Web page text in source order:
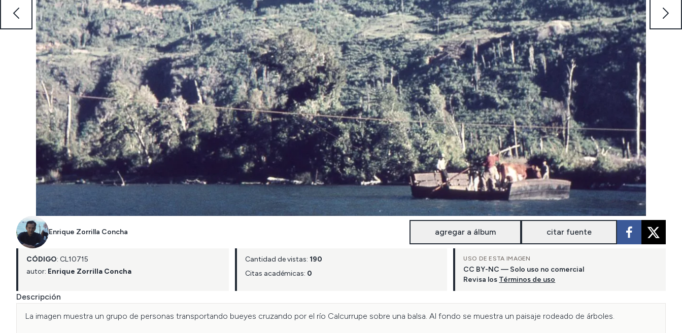
Enrique Zorrilla Concha agregar a álbum citar fuente
CÓDIGO: CL10715
autor: Enrique Zorrilla Concha
Cantidad de vistas: 190
Citas académicas: 0
USO DE ESTA IMAGEN
CC BY-NC — Solo uso no comercial
Revisa los Términos de uso
Descripción
La imagen muestra un grupo de personas transportando bueyes cruzando por el río Calcurrupe sobre una balsa. Al fondo se muestra un paisaje rodeado de árboles.